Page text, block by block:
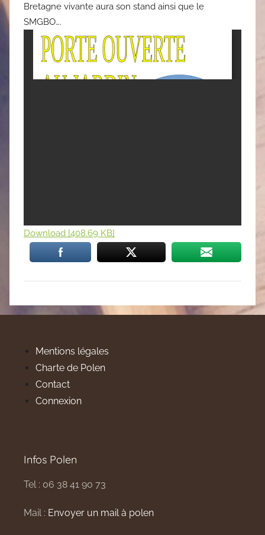
Bretagne vivante aura son stand ainsi que le
SMGBO….
Download [408.69 KB]
Mentions légales
Charte de Polen
Contact
Connexion
Infos Polen
Tel : 06 38 41 90 73
Mail : Envoyer un mail à polen